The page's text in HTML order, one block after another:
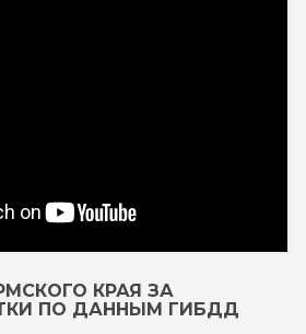
КРАЯ ЗА
ПО ДАННЫМ ГИБДД